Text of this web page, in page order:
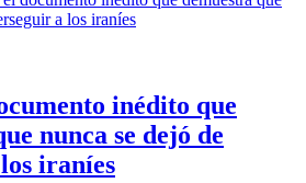
inédito que
nunca se dejó de
iraníes